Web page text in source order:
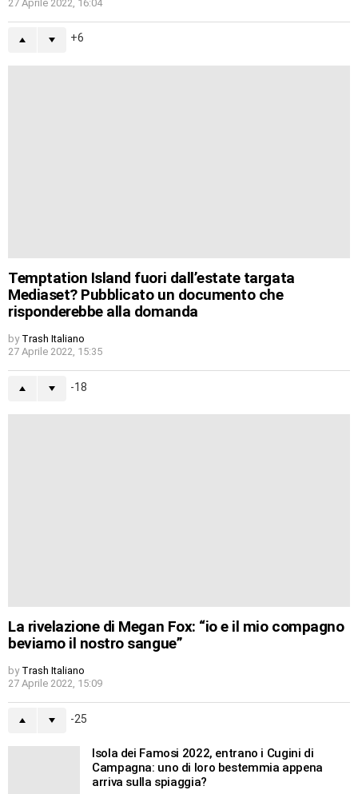
27 Aprile 2022, 16:04
6
Temptation Island fuori dall’estate targata
Mediaset? Pubblicato un documento che
risponderebbe alla domanda
by Trash Italiano
27 Aprile 2022, 15:35
-18
La rivelazione di Megan Fox: “io e il mio compagno
beviamo il nostro sangue”
by Trash Italiano
27 Aprile 2022, 15:09
-25
Isola dei Famosi 2022, entrano i Cugini di
Campagna: uno di loro bestemmia appena
arriva sulla spiaggia?